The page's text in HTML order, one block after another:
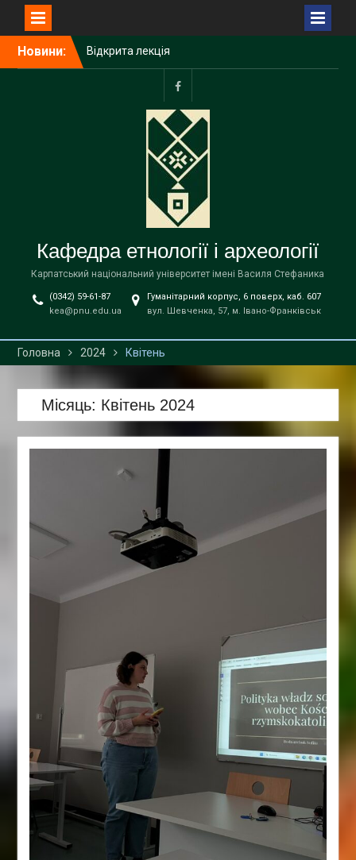
Новини:
Elitarna nekropola z epoki
brązu nad Dniestrem»
Запрошуємо вступників на
навчання до магістратури
за освітньою програмою
«Етнологія» спеціальності
В9 «Історія та археологія»
Збори трудового
колективу кафедри
facebook
Кафедра етнології і археології
Карпатський національний університет імені Василя Стефаника
(0342) 59-61-87
kea@pnu.edu.ua
Гуманітарний корпус, 6 поверх, каб. 607
вул. Шевченка, 57, м. Івано-Франківськ
Головна 2024 Квітень
Місяць: Квітень 2024